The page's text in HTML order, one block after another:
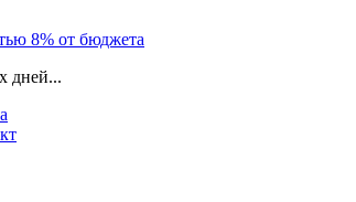
8% от бюджета
дней...